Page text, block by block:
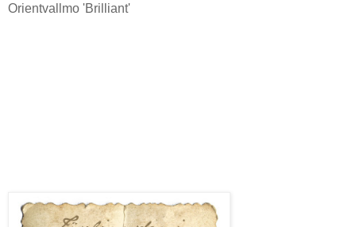
Orientvallmo 'Brilliant'